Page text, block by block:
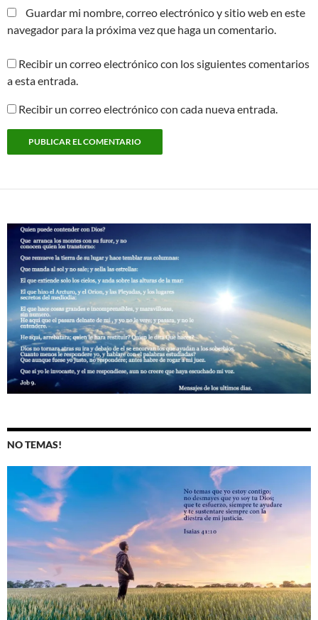
Guardar mi nombre, correo electrónico y sitio web en este
navegador para la próxima vez que haga un comentario.
Recibir un correo electrónico con los siguientes comentarios
a esta entrada.
Recibir un correo electrónico con cada nueva entrada.
NO TEMAS!